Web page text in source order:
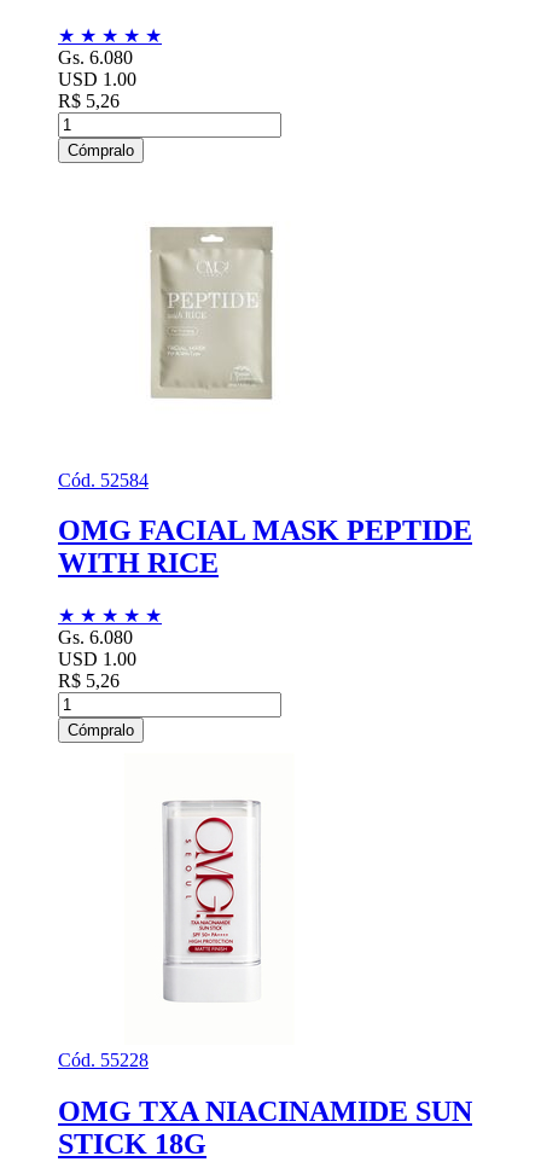
★ ★ ★ ★ ★
Gs. 6.080
USD 1.00
R$ 5,26
Cómpralo
Cód. 52584
OMG FACIAL MASK PEPTIDE
WITH RICE
★ ★ ★ ★ ★
Gs. 6.080
USD 1.00
R$ 5,26
Cómpralo
Cód. 55228
OMG TXA NIACINAMIDE SUN
STICK 18G